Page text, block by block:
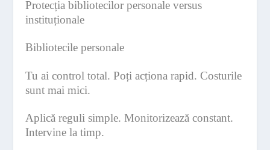
Protecția bibliotecilor personale versus
instituționale
Bibliotecile personale
Tu ai control total. Poți acționa rapid. Costurile
sunt mai mici.
Aplică reguli simple. Monitorizează constant.
Intervine la timp.